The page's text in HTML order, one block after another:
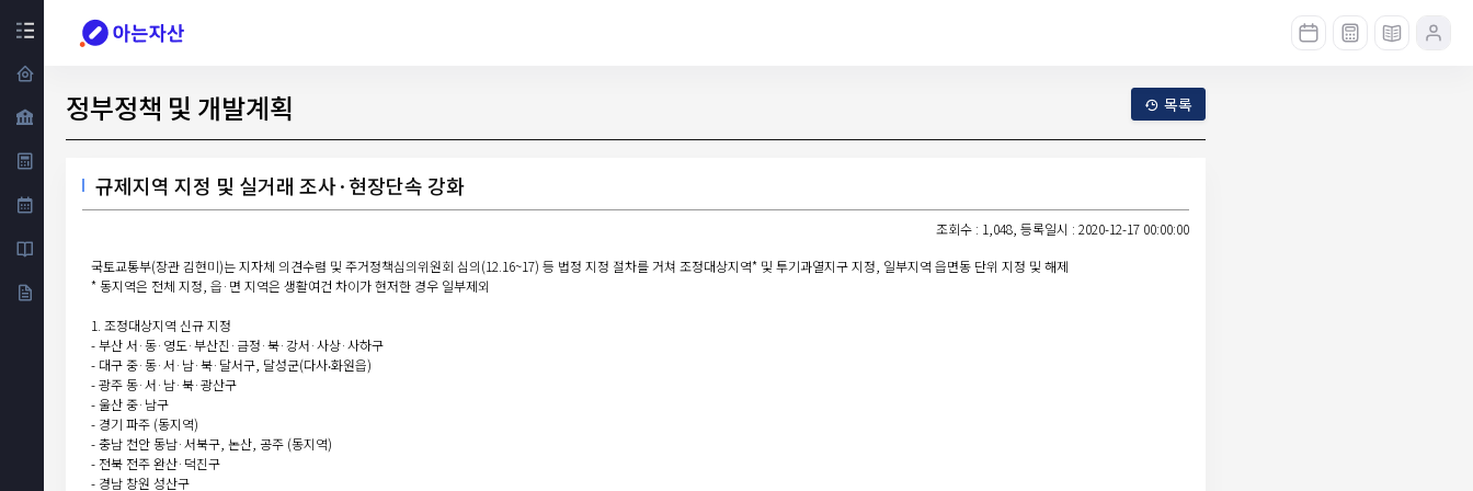
정부정책 및 개발계획 목록
규제지역 지정 및 실거래 조사·현장단속 강화
조회수 : 1,048, 등록일시 : 2020-12-17 00:00:00
국토교통부(장관 김현미)는 지자체 의견수렴 및 주거정책심의위원회 심의(12.16~17) 등 법정 지정 절차를 거쳐 조정대상지역* 및 투기과열지구 지정, 일부지역 읍면동 단위 지정 및 해제
* 동지역은 전체 지정, 읍·면 지역은 생활여건 차이가 현저한 경우 일부제외
1. 조정대상지역 신규 지정
- 부산 서·동·영도·부산진·금정·북·강서·사상·사하구
- 대구 중·동·서·남·북·달서구, 달성군(다사‧화원읍)
- 광주 동·서·남·북·광산구
- 울산 중·남구
- 경기 파주 (동지역)
- 충남 천안 동남·서북구, 논산, 공주 (동지역)
- 전북 전주 완산·덕진구
- 경남 창원 성산구